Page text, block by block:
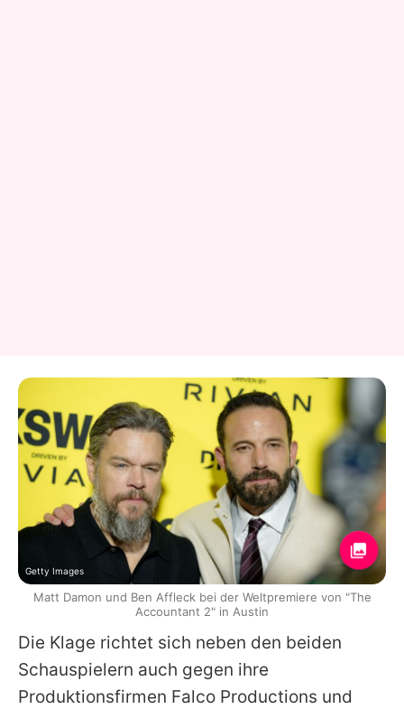
Die Klage richtet sich neben den beiden
Schauspielern auch gegen ihre
Produktionsfirmen Falco Productions und
Getty Images
Matt Damon und Ben Affleck bei der Weltpremiere von "The
Accountant 2" in Austin